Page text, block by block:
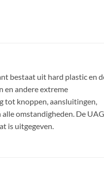
bestaat uit hard plastic en
en andere extreme
tot knoppen, aansluitingen,
omstandigheden. De
is uitgegeven.